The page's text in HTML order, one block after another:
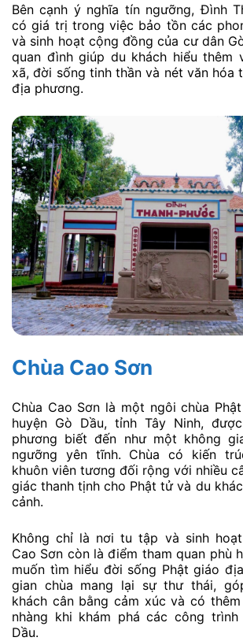
Bên cạnh ý nghĩa tín ngưỡng, Đình
có giá trị trong việc bảo tồn các
và sinh hoạt cộng đồng của cư dân
quan đình giúp du khách hiểu thêm
xã, đời sống tinh thần và nét văn hóa
địa phương.
Chùa Cao Sơn
Chùa Cao Sơn là một ngôi chùa
huyện Gò Dầu, tỉnh Tây Ninh,
phương biết đến như một không
ngưỡng yên tĩnh. Chùa có kiến
khuôn viên tương đối rộng với nhiều
giác thanh tịnh cho Phật tử và du
cảnh.
Không chỉ là nơi tu tập và sinh
Cao Sơn còn là điểm tham quan phù
muốn tìm hiểu đời sống Phật giáo
gian chùa mang lại sự thư thái,
khách cân bằng cảm xúc và có
nhàng khi khám phá các công
Dầu.